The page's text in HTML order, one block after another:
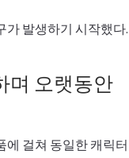
가 발생하기 시작했다.
며 오랫동안
에 걸쳐 동일한 캐릭터